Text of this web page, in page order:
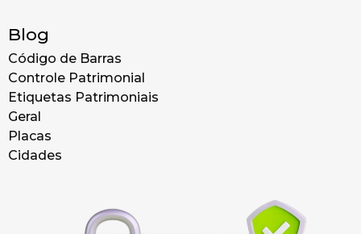
Blog
Código de Barras
Controle Patrimonial
Etiquetas Patrimoniais
Geral
Placas
Cidades